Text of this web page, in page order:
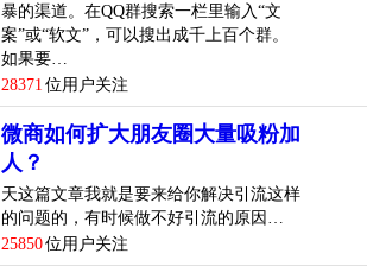
暴的渠道。在QQ群搜索一栏里输入“文
案”或“软文”，可以搜出成千上百个群。
如果要…
28371 位用户关注
微商如何扩大朋友圈大量吸粉加
人？
天这篇文章我就是要来给你解决引流这样
的问题的，有时候做不好引流的原因…
25850位用户关注